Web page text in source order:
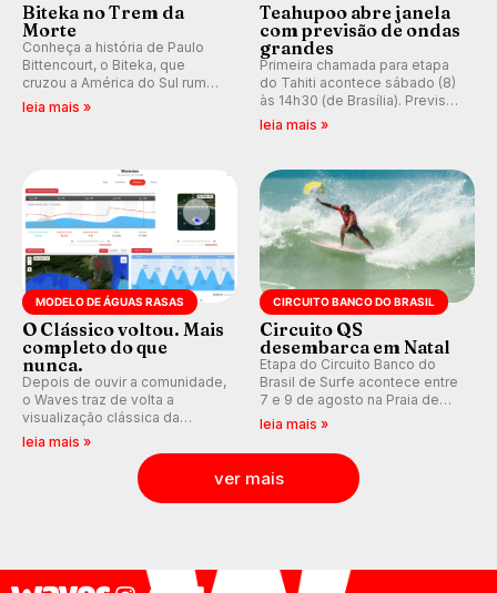
Biteka no Trem da
Morte
Conheça a história de Paulo
Bittencourt, o Biteka, que
cruzou a América do Sul rumo
ao Pacífico em uma jornada
leia mais »
Teahupoo abre janela
com previsão de ondas
grandes
Primeira chamada para etapa
do Tahiti acontece sábado (8)
às 14h30 (de Brasília). Previsão
indica swell consistente.
Kelly Slater convidado.
leia mais »
MODELO DE ÁGUAS RASAS
O Clássico voltou. Mais
completo do que
nunca.
Depois de ouvir a comunidade,
o Waves traz de volta a
visualização clássica da
previsão de águas rasas,
agora integrada à nova
plataforma e com previsão das
ondas para até 16 dias.
leia mais »
CIRCUITO BANCO DO BRASIL
Circuito QS
desembarca em Natal
Etapa do Circuito Banco do
Brasil de Surfe acontece entre
7 e 9 de agosto na Praia de
Miami (RN), em disputas
(QS) 4.000 e pela corrida por
vagas no Challenger Series.
leia mais »
ver mais